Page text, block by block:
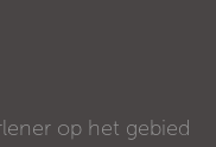
op het gebied